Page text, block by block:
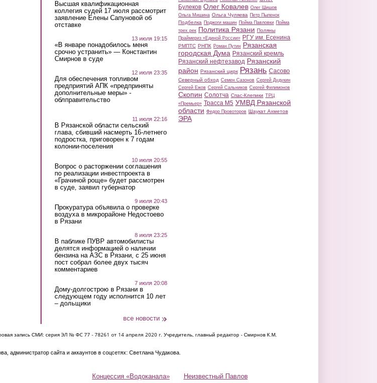
Высшая квалификационная
коллегия судей 17 июля рассмотрит
заявление Елены Сапуновой об
отставке
13 июля 19:15
«В январе понадобилось меня
срочно устранить» — Константин
Смирнов в суде
12 июля 23:35
Для обеспечения топливом
предприятий АПК «предприняты
дополнительные меры» -
облправительство
11 июля 22:16
В Рязанской области сельский
глава, сбивший насмерть 16-летнего
подростка, приговорен к 7 годам
колонии-поселения
10 июля 20:55
Вопрос о расторжении соглашения
по реализации инвестпроекта в
«Грачиной роще» будет рассмотрен
в суде, заявил губернатор
9 июля 20:43
Прокуратура объявила о проверке
воздуха в микрорайоне Недостоево
в Рязани
8 июля 23:25
В паблике ПУВР автомобилисты
делятся информацией о наличии
бензина на АЗС в Рязани, с 25 июня
пост собрал более двух тысяч
комментариев
7 июля 20:08
Дому-долгострою в Рязани в
следующем году исполнится 10 лет
– дольщики
все новости
Булеков Олег Ковалев Олег Шишов
Ольга Мишина Ольга Чуляева Петр Пыленок
Подбелка Поджоги машин Пойма Павловки Пойма
трех рек Политика Рязани Поляны
Праймериз «Единой России» РГУ им. Есенина
РМПТС РНПК Роман Путин Рязанская
городская Дума Рязанский кремль
Рязанский нефтезавод Рязанский
район Рязанский цирк Рязань Сасово
Северный обход Семен Сазонов Сергей Дудукин
Сергей Ежов Сергей Сальников Сергей Филимонов
Скопин Солотча Спас-Клепики ТРЦ
«Премьер» Трасса М5 УМВД Рязанской
области Федор Провоторов Шаукат Ахметов
ЭРА
запись СМИ: серия ЭЛ № ФС 77 - 78261 от 14 апреля 2020 г. Учредитель, главный редактор - Смирнов К.М.
администратор сайта и аккаунтов в соцсетях: Светлана Чудакова.
Концессия «Водоканала» Неизвестный Павлов